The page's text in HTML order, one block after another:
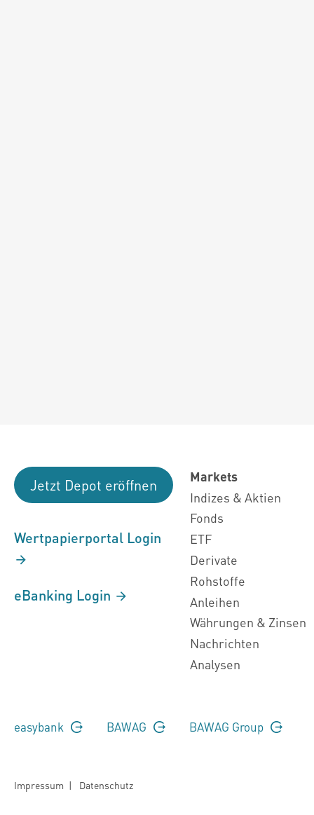
Jetzt Depot eröffnen
Wertpapierportal Login
eBanking Login
Markets
Indizes & Aktien
Fonds
ETF
Derivate
Rohstoffe
Anleihen
Währungen & Zinsen
Nachrichten
Analysen
easybank BAWAG BAWAG Group
Impressum | Datenschutz